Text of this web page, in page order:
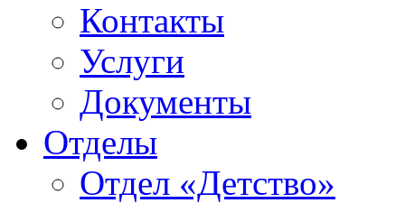
Контакты
Услуги
Документы
Отделы
Отдел «Детство»